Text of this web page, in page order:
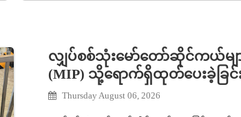
လျှပ်စစ်သုံးမော်တော်ဆိုင်ကယ်မျ
(MIP) သို့ရောက်ရှိထုတ်ပေးခဲ့ခြင်
Thursday August 06, 2026